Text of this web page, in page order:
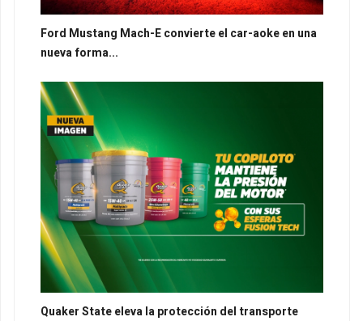
Ford Mustang Mach-E convierte el car-aoke en una
nueva forma...
Quaker State eleva la protección del transporte